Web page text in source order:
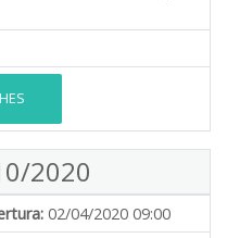
2020
02/04/2020 09:00